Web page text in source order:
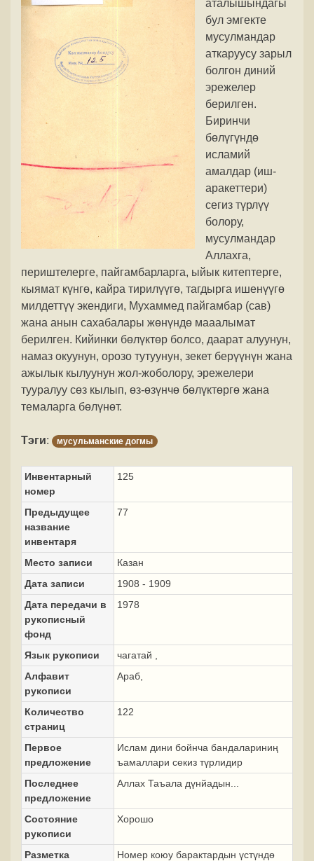
аталышындагы
бул эмгекте
мусулмандар
аткаруусу зарыл
болгон диний
эрежелер
берилген.
Биринчи
бөлүгүндө
исламий
амалдар (иш-
аракеттери)
сегиз түрлүү
болору,
мусулмандар
Аллахга,
периштелерге, пайгамбарларга, ыйык китептерге,
кыямат күнгө, кайра тирилүүгө, тагдырга ишенүүгө
милдеттүү экендиги, Мухаммед пайгамбар (сав)
жана анын сахабалары жөнүндө мааалымат
берилген. Кийинки бөлүктөр болсо, даарат алуунун,
намаз окуунун, орозо тутуунун, зекет берүүнүн жана
ажылык кылуунун жол-жоболору, эрежелери
тууралуу сөз кылып, өз-өзүнчө бөлүктөргө жана
темаларга бөлүнөт.
Тэги: мусульманские догмы
Инвентарный
номер
125
Предыдущее
название
инвентаря
77
Место записи
Казан
Дата записи
1908 - 1909
Дата передачи в
рукописный
фонд
1978
Язык рукописи
чагатай ,
Алфавит
рукописи
Араб,
Количество
страниц
122
Первое
предложение
Ислам дини бойнча бандалариниң
ъамаллари секиз түрлидир
Последнее
предложение
Аллах Таъала дүнйадын...
Состояние
рукописи
Хорошо
Разметка
Номер коюу барактардын үстүндө